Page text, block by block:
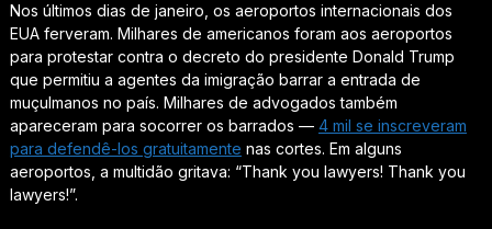
Nos últimos dias de janeiro, os aeroportos internacionais dos
EUA ferveram. Milhares de americanos foram aos aeroportos
para protestar contra o decreto do presidente Donald Trump
que permitiu a agentes da imigração barrar a entrada de
muçulmanos no país. Milhares de advogados também
apareceram para socorrer os barrados — 4 mil se inscreveram
para defendê-los gratuitamente nas cortes. Em alguns
aeroportos, a multidão gritava: “Thank you lawyers! Thank you
lawyers!”.